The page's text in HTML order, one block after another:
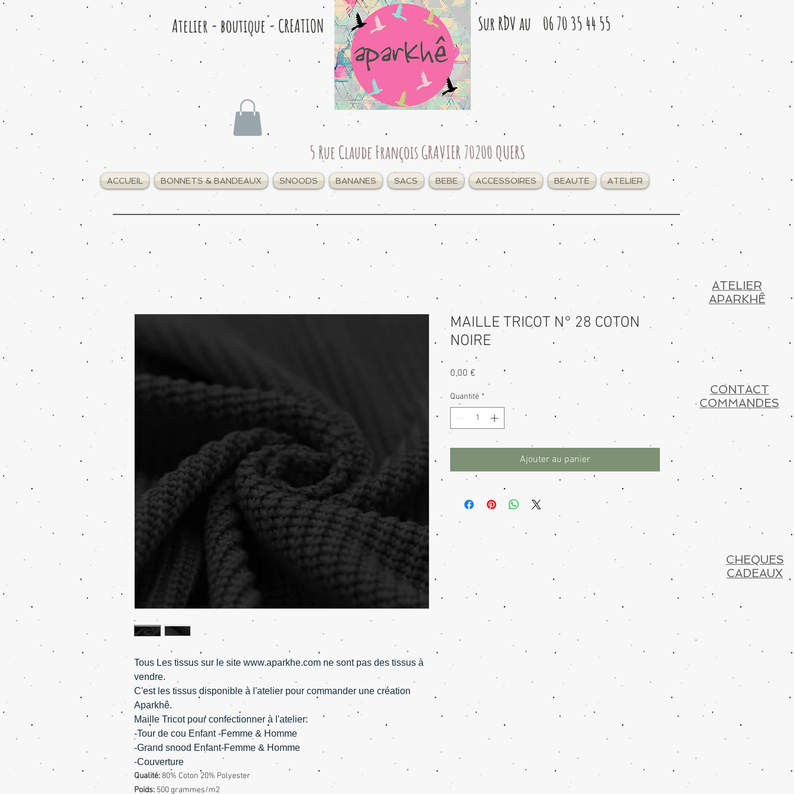
Sur RDV au 06 70 35 44 55
Atelier - boutique - CREATION
5 Rue Claude François GRAVIER 70200 QUERS
ACCUEIL BONNETS & BANDEAUX SNOODS BANANES SACS BEBE ACCESSOIRES BEAUTE ATELIER
Tous Les tissus sur le site www.aparkhe.com ne sont pas des tissus à
vendre.
C'est les tissus disponible à l'atelier pour commander une création
Aparkhê.
Maille Tricot pour confectionner à l'atelier:
-Tour de cou Enfant -Femme & Homme
-Grand snood Enfant-Femme & Homme
-Couverture
Qualité: 80% Coton 20% Polyester
Poids: 500 grammes/m2
MAILLE TRICOT N° 28 COTON
NOIRE
0,00 €
Quantité *
Ajouter au panier
ATELIER
APARKHÊ
CHEQUES
CADEAUX
CONTACT
COMMANDES